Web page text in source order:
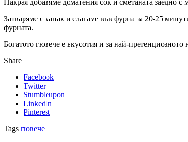
Накрая добавяме доматения сок и сметаната заедно
Затваряме с капак и слагаме във фурна за 20-25
фурната.
Богатото гювече е вкусотия и за най-претенциозното
Share
Facebook
Twitter
Stumbleupon
LinkedIn
Pinterest
Tags гювече